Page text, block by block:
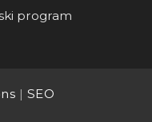
program
| SEO